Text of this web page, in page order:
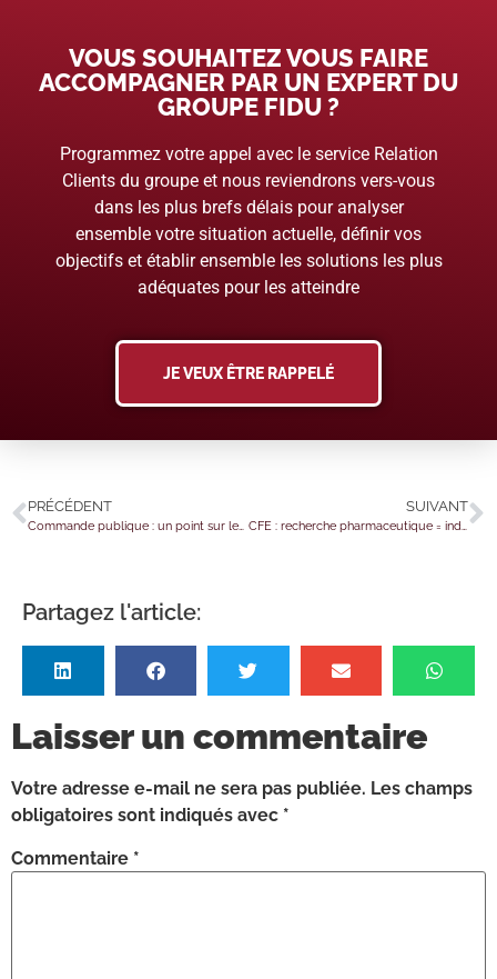
VOUS SOUHAITEZ VOUS FAIRE
ACCOMPAGNER PAR UN EXPERT DU
GROUPE FIDU ?
Programmez votre appel avec le service Relation
Clients du groupe et nous reviendrons vers-vous
dans les plus brefs délais pour analyser
ensemble votre situation actuelle, définir vos
objectifs et établir ensemble les solutions les plus
adéquates pour les atteindre
JE VEUX ÊTRE RAPPELÉ
PRÉCÉDENT SUIVANT
Partagez l'article:
Laisser un commentaire
Votre adresse e-mail ne sera pas publiée. Les champs
obligatoires sont indiqués avec *
Commentaire *